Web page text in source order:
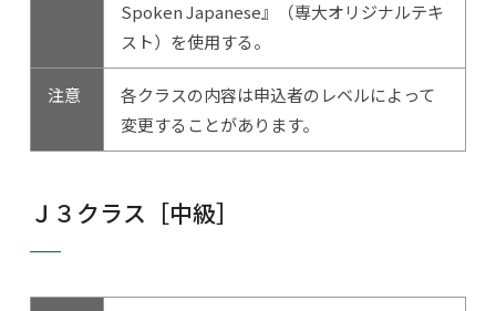
Spoken Japanese』（専大オリジナルテキ
スト）を使用する。
注意
各クラスの内容は申込者のレベルによって
変更することがあります。
Ｊ３クラス［中級］